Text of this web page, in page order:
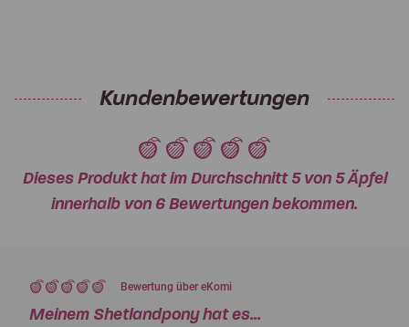
Kundenbewertungen
Dieses Produkt hat im Durchschnitt 5 von 5 Äpfel
innerhalb von 6 Bewertungen bekommen.
Bewertung über eKomi
Meinem Shetlandpony hat es...